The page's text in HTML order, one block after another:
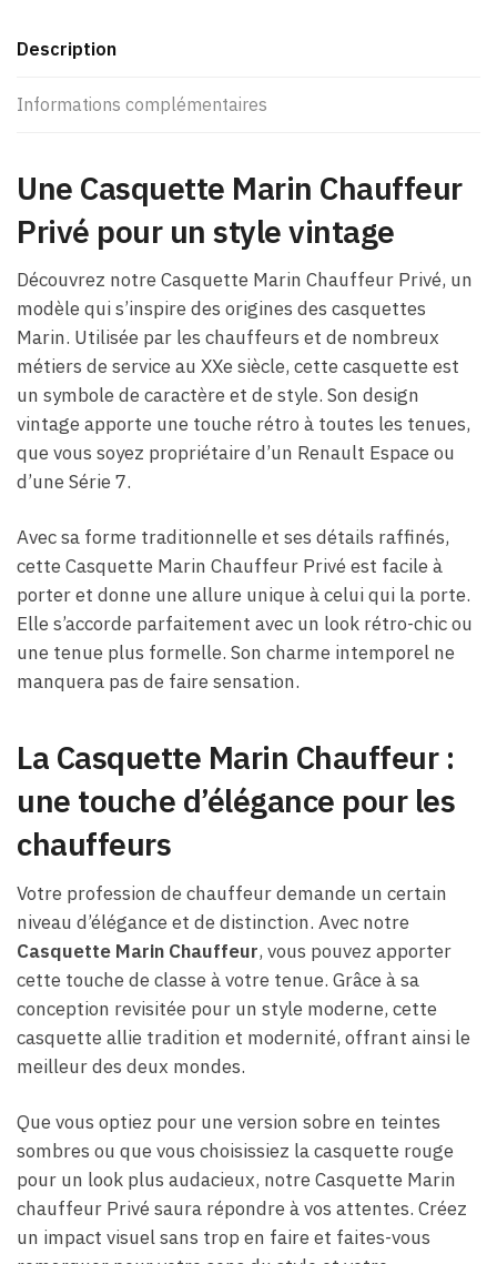
Description
Informations complémentaires
Une Casquette Marin Chauffeur
Privé pour un style vintage
Découvrez notre Casquette Marin Chauffeur Privé, un
modèle qui s’inspire des origines des casquettes
Marin. Utilisée par les chauffeurs et de nombreux
métiers de service au XXe siècle, cette casquette est
un symbole de caractère et de style. Son design
vintage apporte une touche rétro à toutes les tenues,
que vous soyez propriétaire d’un Renault Espace ou
d’une Série 7.
Avec sa forme traditionnelle et ses détails raffinés,
cette Casquette Marin Chauffeur Privé est facile à
porter et donne une allure unique à celui qui la porte.
Elle s’accorde parfaitement avec un look rétro-chic ou
une tenue plus formelle. Son charme intemporel ne
manquera pas de faire sensation.
La Casquette Marin Chauffeur :
une touche d’élégance pour les
chauffeurs
Votre profession de chauffeur demande un certain
niveau d’élégance et de distinction. Avec notre
Casquette Marin Chauffeur, vous pouvez apporter
cette touche de classe à votre tenue. Grâce à sa
conception revisitée pour un style moderne, cette
casquette allie tradition et modernité, offrant ainsi le
meilleur des deux mondes.
Que vous optiez pour une version sobre en teintes
sombres ou que vous choisissiez la casquette rouge
pour un look plus audacieux, notre Casquette Marin
chauffeur Privé saura répondre à vos attentes. Créez
un impact visuel sans trop en faire et faites-vous